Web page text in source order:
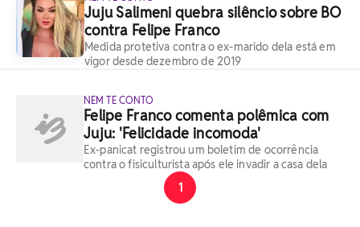
Juju Salimeni quebra silêncio sobre BO
contra Felipe Franco
Medida protetiva contra o ex-marido dela está em
vigor desde dezembro de 2019
NEM TE CONTO
Felipe Franco comenta polêmica com
Juju: 'Felicidade incomoda'
Ex-panicat registrou um boletim de ocorrência
contra o fisiculturista após ele invadir a casa dela
1